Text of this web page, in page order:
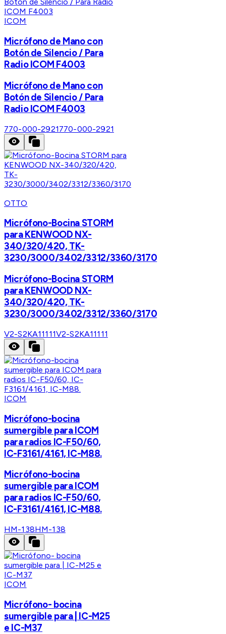
ICOM
Micrófono de Mano con
Botón de Silencio / Para
Radio ICOM F4003
Micrófono de Mano con
Botón de Silencio / Para
Radio ICOM F4003
770-000-2921770-000-2921
OTTO
Micrófono-Bocina STORM
para KENWOOD NX-
340/320/420, TK-
3230/3000/3402/3312/3360/3170
Micrófono-Bocina STORM
para KENWOOD NX-
340/320/420, TK-
3230/3000/3402/3312/3360/3170
V2-S2KA11111V2-S2KA11111
ICOM
Micrófono-bocina
sumergible para ICOM
para radios IC-F50/60,
IC-F3161/4161, IC-M88.
Micrófono-bocina
sumergible para ICOM
para radios IC-F50/60,
IC-F3161/4161, IC-M88.
HM-138HM-138
ICOM
Micrófono- bocina
sumergible para | IC-M25
e IC-M37